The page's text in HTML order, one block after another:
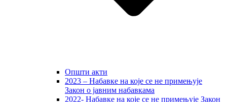
Општи акти
2023 – Набавке на које се не примењује
Закон о јавним набавкама
2022- Набавке на које се не примењује Закон